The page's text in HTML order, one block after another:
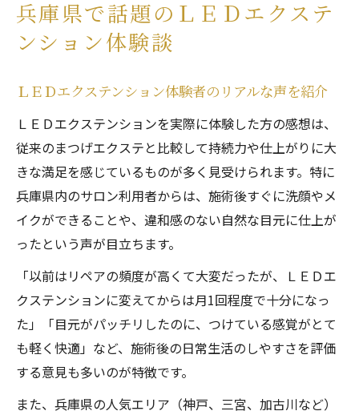
験談
自然な仕上がりを叶えたＬＥＤエクステン
仕上がりが美しいＬＥＤエクステンションの秘
密
独自技術で実現するＬＥＤエクステンショ
ンの美しさ
まつげ一本一本が整う繊細な仕上がりの理
由
ＬＥＤエクステンションで叶う理想的な目
元デザイン
マツエク上手いサロンが選ばれるポイント
とは
口コミで高評価のＬＥＤエクステンション
施術法
ＬＥＤエクステンションなら忙しいあなたにも
兵庫県で話題のＬＥＤエクステ
ンション体験談
ＬＥＤエクステンション体験者のリアルな声を紹介
ＬＥＤエクステンションを実際に体験した方の感想は、
従来のまつげエクステと比較して持続力や仕上がりに大
きな満足を感じているものが多く見受けられます。特に
兵庫県内のサロン利用者からは、施術後すぐに洗顔やメ
イクができることや、違和感のない自然な目元に仕上が
ったという声が目立ちます。
「以前はリペアの頻度が高くて大変だったが、ＬＥＤエ
クステンションに変えてからは月1回程度で十分になっ
た」「目元がパッチリしたのに、つけている感覚がとて
も軽く快適」など、施術後の日常生活のしやすさを評価
する意見も多いのが特徴です。
また、兵庫県の人気エリア（神戸、三宮、加古川など）